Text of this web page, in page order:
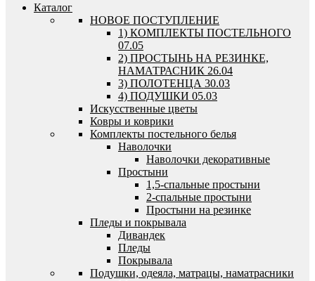
Каталог
HОВОЕ ПОСТУПЛЕНИЕ
1) КОМПЛЕКТЫ ПОСТЕЛЬНОГО
07.05
2) ПРОСТЫНЬ НА РЕЗИНКЕ,
НАМАТРАСНИК 26.04
3) ПОЛОТЕНЦА 30.03
4) ПОДУШКИ 05.03
Искусственные цветы
Ковры и коврики
Комплекты постельного белья
Наволочки
Наволочки декоративные
Простыни
1,5-спальные простыни
2-спальные простыни
Простыни на резинке
Пледы и покрывала
Дивандек
Пледы
Покрывала
Подушки, одеяла, матрацы, наматрасники